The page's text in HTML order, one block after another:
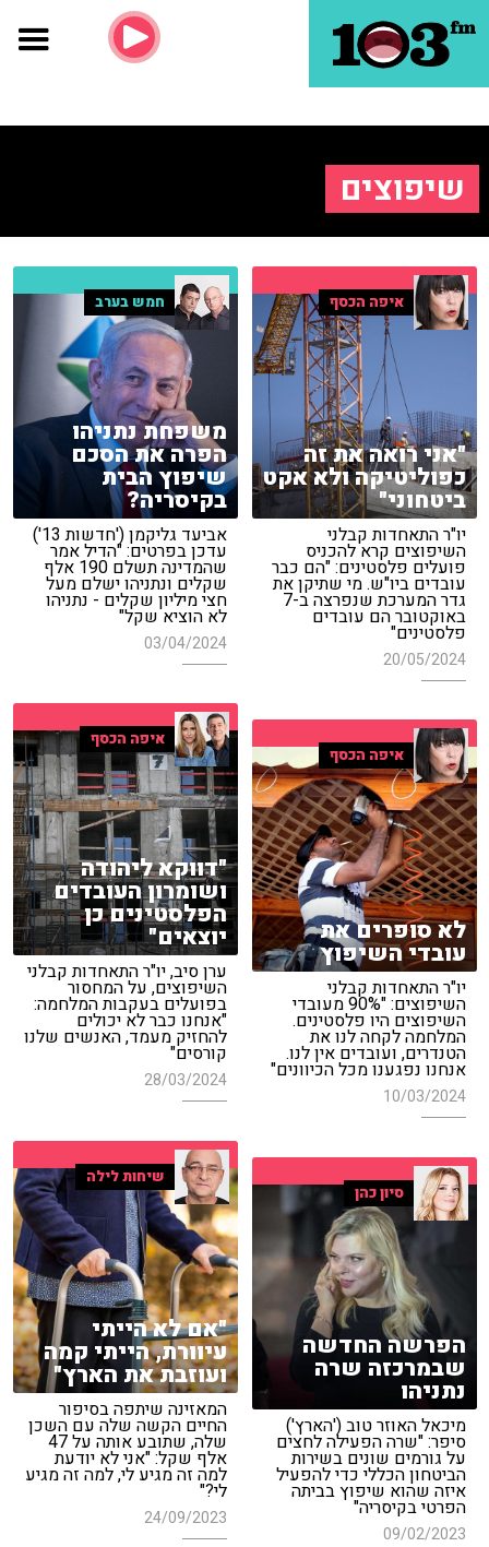
שיפוצים
איפה הכסף
"אני רואה את זה
כפוליטיקה ולא אקט
ביטחוני"
יו"ר התאחדות קבלני
השיפוצים קרא להכניס
פועלים פלסטינים: "הם כבר
עובדים ביו"ש. מי שתיקן את
גדר המערכת שנפרצה ב-7
באוקטובר הם עובדים
פלסטינים"
20/05/2024
חמש בערב
משפחת נתניהו
הפרה את הסכם
שיפוץ הבית
בקיסריה?
אביעד גליקמן ('חדשות 13')
עדכן בפרטים: "הדיל אמר
שהמדינה תשלם 190 אלף
שקלים ונתניהו ישלם מעל
חצי מיליון שקלים - נתניהו
לא הוציא שקל"
03/04/2024
איפה הכסף
"דווקא ליהודה
ושומרון העובדים
הפלסטינים כן
יוצאים"
ערן סיב, יו"ר התאחדות קבלני
השיפוצים, על המחסור
בפועלים בעקבות המלחמה:
"אנחנו כבר לא יכולים
להחזיק מעמד, האנשים שלנו
קורסים"
28/03/2024
איפה הכסף
לא סופרים את
עובדי השיפוץ
יו"ר התאחדות קבלני
השיפוצים: "90% מעובדי
השיפוצים היו פלסטינים.
המלחמה לקחה לנו את
הטנדרים, ועובדים אין לנו.
אנחנו נפגענו מכל הכיוונים"
10/03/2024
שיחות לילה
"אם לא הייתי
עיוורת, הייתי קמה
ועוזבת את הארץ"
המאזינה שיתפה בסיפור
החיים הקשה שלה עם השכן
שלה, שתובע אותה על 47
אלף שקל: "אני לא יודעת
למה זה מגיע לי, למה זה מגיע
לי?"
24/09/2023
סיון כהן
הפרשה החדשה
שבמרכזה שרה
נתניהו
מיכאל האוזר טוב ('הארץ')
סיפר: "שרה הפעילה לחצים
על גורמים שונים בשירות
הביטחון הכללי כדי להפעיל
איזה שהוא שיפוץ בביתה
הפרטי בקיסריה"
09/02/2023